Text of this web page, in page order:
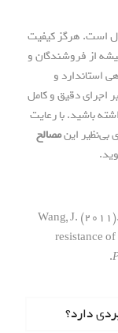
است. هرگز کیفیت
از فروشندگان و
استاندارد و
اجرای دقیق و کامل
باشید. با رعایت
بی‌نظیر اینمصالح
Wang, J.
resistance
دارد؟